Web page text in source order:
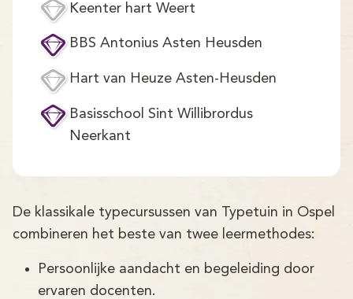
Keenter hart Weert
BBS Antonius Asten Heusden
Hart van Heuze Asten-Heusden
Basisschool Sint Willibrordus
Neerkant
De klassikale typecursussen van Typetuin in Ospel
combineren het beste van twee leermethodes:
Persoonlijke aandacht en begeleiding door
ervaren docenten.